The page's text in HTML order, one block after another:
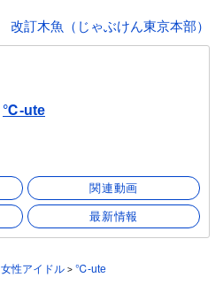
改訂木魚（じゃぶけん東京本部）
℃-ute
関連動画
最新情報
女性アイドル ℃-ute